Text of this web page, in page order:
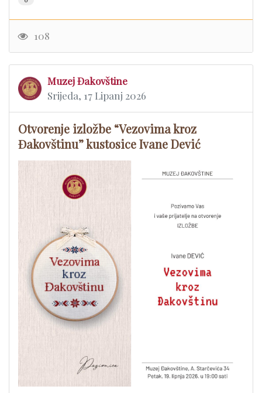
108
Muzej Đakovštine
Srijeda, 17 Lipanj 2026
Otvorenje izložbe “Vezovima kroz
Đakovštinu” kustosice Ivane Dević